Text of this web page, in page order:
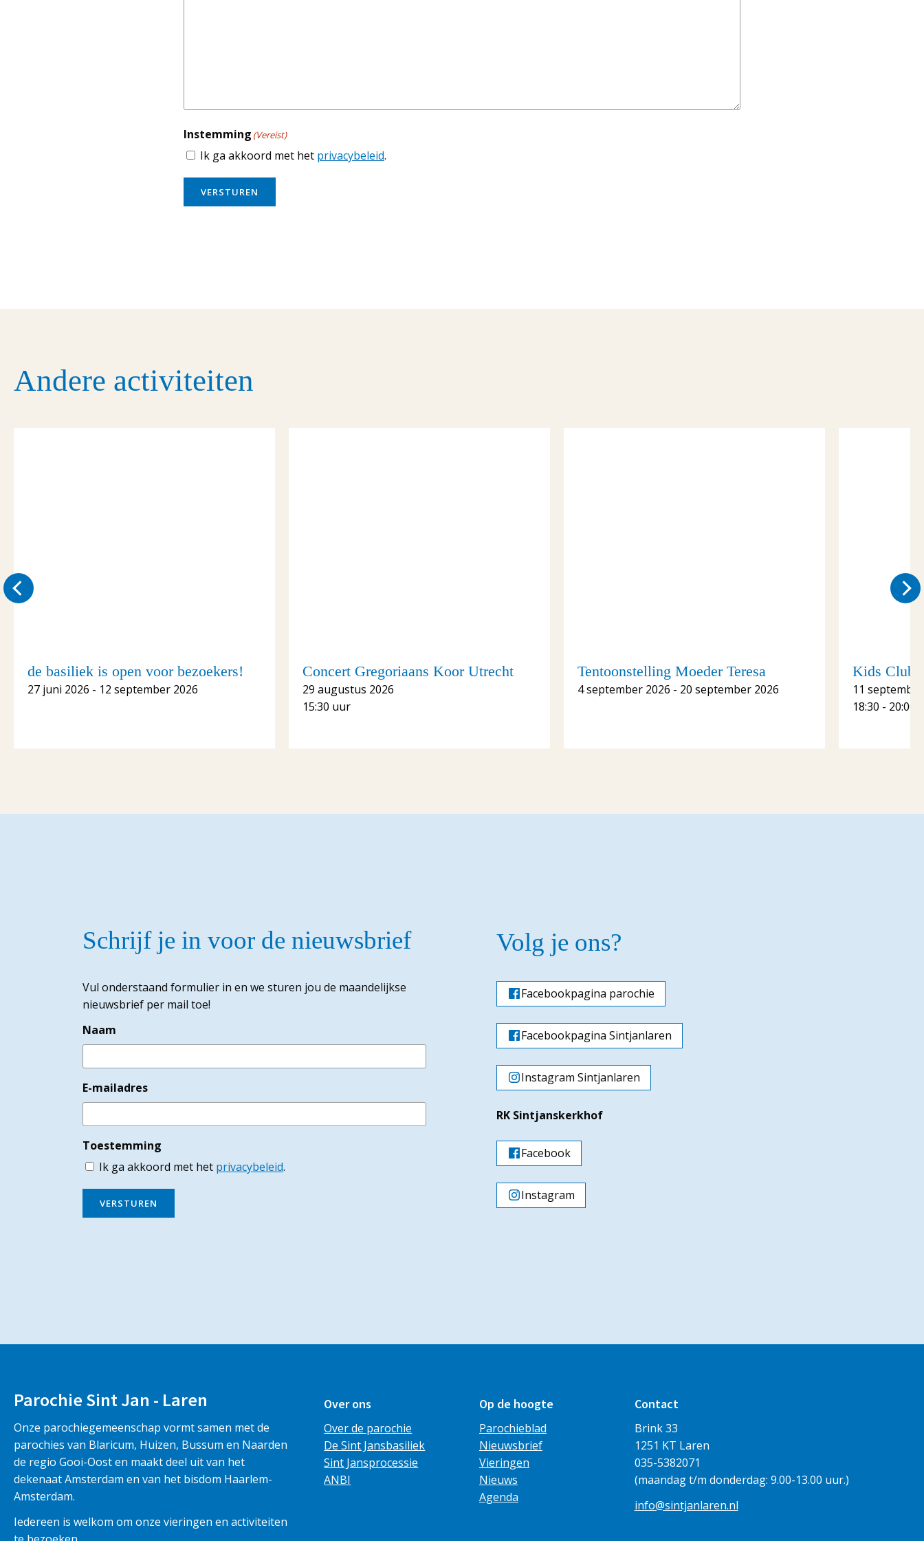
Instemming (Vereist)
Ik ga akkoord met het privacybeleid.
VERSTUREN
Andere activiteiten
de basiliek is open voor bezoekers!
27 juni 2026 - 12 september 2026
Concert Gregoriaans Koor Utrecht
29 augustus 2026
15:30 uur
Tentoonstelling Moeder Teresa
4 september 2026 - 20 september 2026
Kids Club
11
18:30 - 20:00
Schrijf je in voor de nieuwsbrief
Vul onderstaand formulier in en we sturen jou de maandelijkse
nieuwsbrief per mail toe!
Naam
E-mailadres
Toestemming
Ik ga akkoord met het privacybeleid.
VERSTUREN
Volg je ons?
Facebookpagina parochie
Facebookpagina Sintjanlaren
Instagram Sintjanlaren
RK Sintjanskerkhof
Facebook
Instagram
Parochie Sint Jan - Laren
Onze parochiegemeenschap vormt samen met de
parochies van Blaricum, Huizen, Bussum en Naarden
de regio Gooi-Oost en maakt deel uit van het
dekenaat Amsterdam en van het bisdom Haarlem-
Amsterdam.
Iedereen is welkom om onze vieringen en activiteiten
Over ons
Over de parochie
De Sint Jansbasiliek
Sint Jansprocessie
ANBI
Op de hoogte
Parochieblad
Nieuwsbrief
Vieringen
Nieuws
Agenda
Contact
Brink 33
1251 KT Laren
035-5382071
(maandag t/m donderdag: 9.00-13.00 uur.)
info@sintjanlaren.nl